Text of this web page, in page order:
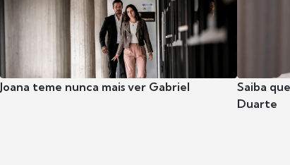
Joana teme nunca mais ver Gabriel
Saiba
Duarte